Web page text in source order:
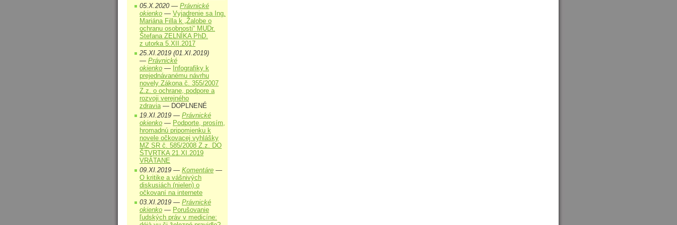
05.X.2020 — Právnické
okienko — Vyjadrenie sa Ing.
Mariána Filla k „Žalobe o
ochranu osobnosti“ MUDr.
Štefana ZELNÍKA PhD.
z utorka 5.XII.2017
25.XI.2019 (01.XI.2019)
— Právnické
okienko — Infografiky k
prejednávanému návrhu
novely Zákona č. 355/2007
Z.z. o ochrane, podpore a
rozvoji verejného
zdravia— DOPLNENÉ
19.XI.2019 — Právnické
okienko — Podporte, prosím,
hromadnú pripomienku k
novele očkovacej vyhlášky
MZ SR č. 585/2008 Z.z. DO
ŠTVRTKA 21.XI.2019
VRÁTANE
09.XI.2019 — Komentáre —
O kritike a vášnivých
diskusiách (nielen) o
očkovaní na internete
03.XI.2019 — Právnické
okienko — Porušovanie
ľudských práv v medicíne: